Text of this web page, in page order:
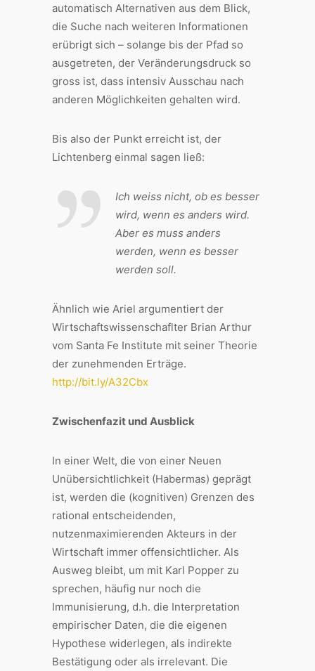
automatisch Alternativen aus dem Blick,
die Suche nach weiteren Informationen
erübrigt sich – solange bis der Pfad so
ausgetreten, der Veränderungsdruck so
gross ist, dass intensiv Ausschau nach
anderen Möglichkeiten gehalten wird.
Bis also der Punkt erreicht ist, der
Lichtenberg einmal sagen ließ:
Ich weiss nicht, ob es besser
wird, wenn es anders wird.
Aber es muss anders
werden, wenn es besser
werden soll.
Ähnlich wie Ariel argumentiert der
Wirtschaftswissenschaflter Brian Arthur
vom Santa Fe Institute mit seiner Theorie
der zunehmenden Erträge.
http://bit.ly/A32Cbx
Zwischenfazit und Ausblick
In einer Welt, die von einer Neuen
Unübersichtlichkeit (Habermas) geprägt
ist, werden die (kognitiven) Grenzen des
rational entscheidenden,
nutzenmaximierenden Akteurs in der
Wirtschaft immer offensichtlicher. Als
Ausweg bleibt, um mit Karl Popper zu
sprechen, häufig nur noch die
Immunisierung, d.h. die Interpretation
empirischer Daten, die die eigenen
Hypothese widerlegen, als indirekte
Bestätigung oder als irrelevant. Die